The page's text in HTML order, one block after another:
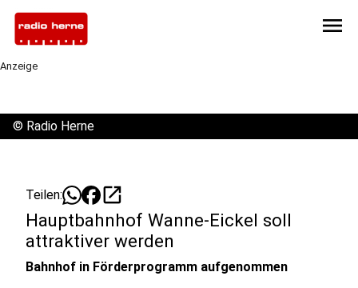
menu
Anzeige
© Radio Herne
Teilen: open_in_new
Hauptbahnhof Wanne-Eickel soll
attraktiver werden
Bahnhof in Förderprogramm aufgenommen